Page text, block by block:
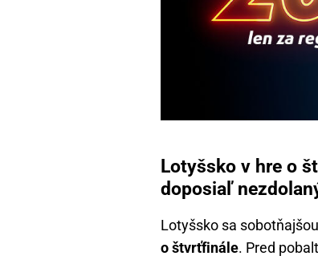
Lotyšsko v hre o
doposiaľ
Lotyšsko sa
o štvrťfinále. Pred